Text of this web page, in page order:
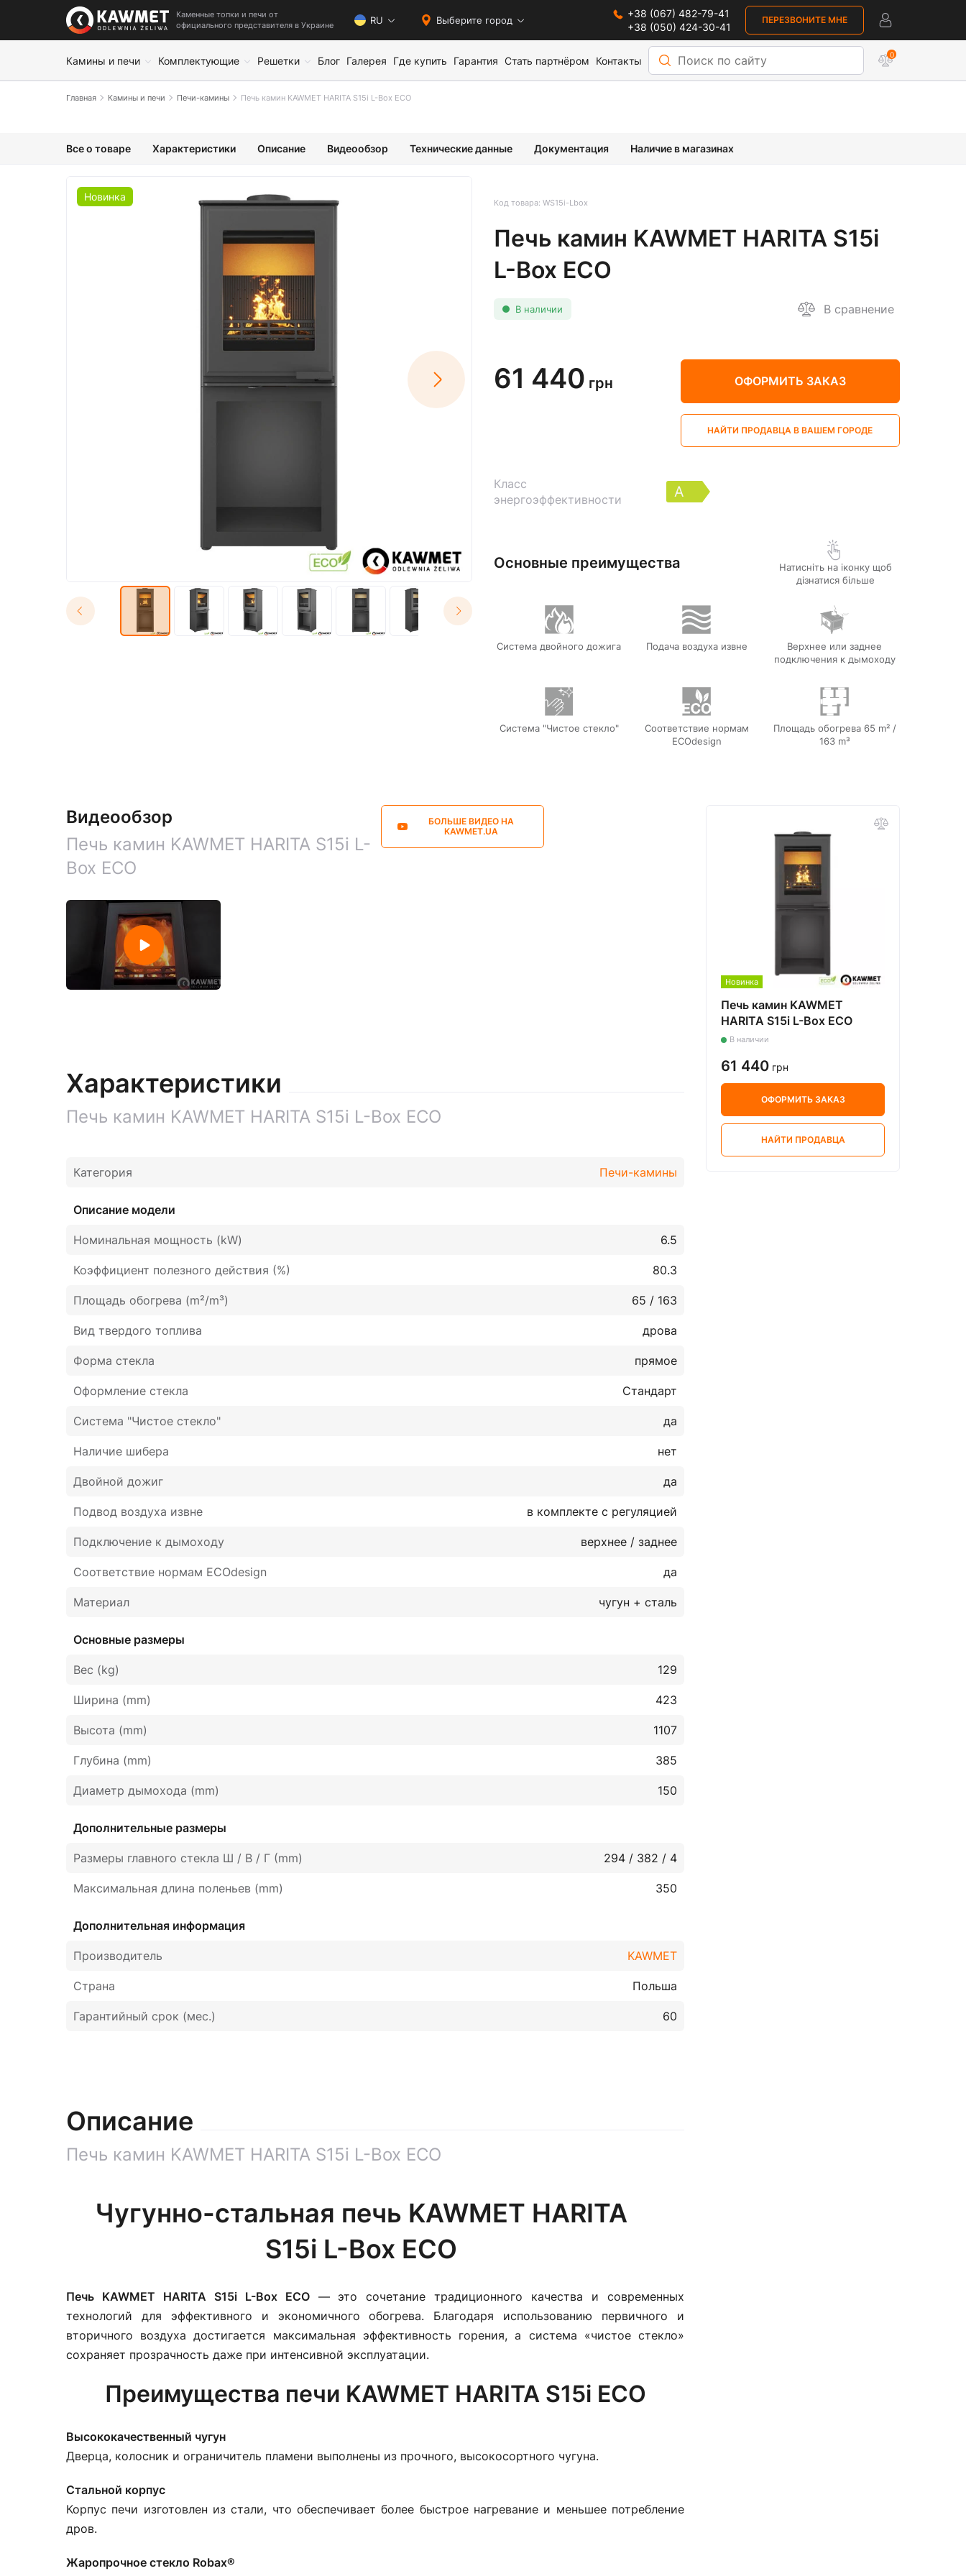
Каменные топки и печи от
официального представителя в Украине
RU Выберите город
+38 (067) 482-79-41
+38 (050) 424-30-41
ПЕРЕЗВОНИТЕ МНЕ
Камины и печи Комплектующие Решетки Блог Галерея Где купить Гарантия Стать партнёром Контакты 0
Главная Камины и печи Печи-камины Печь камин KAWMET HARITA S15i L-Box ECO
Все о товаре Характеристики Описание Видеообзор Технические данные Документация Наличие в магазинах
Новинка Код товара: WS15i-Lbox
Печь камин KAWMET HARITA S15i
L-Box ECO
В наличии В сравнение
61 440 грн ОФОРМИТЬ ЗАКАЗ
НАЙТИ ПРОДАВЦА В ВАШЕМ ГОРОДЕ
Класс
энергоэффективности
A
Основные преимущества
Натисніть на іконку щоб
дізнатися більше
Система двойного дожига Подача воздуха извне
Верхнее или заднее
подключения к дымоходу
Система "Чистое стекло"
Соответствие нормам
ECOdesign
Площадь обогрева 65 m² /
163 m³
Видеообзор
Печь камин KAWMET HARITA S15i L-
Box ECO
БОЛЬШЕ ВИДЕО НА
KAWMET.UA
Характеристики
Печь камин KAWMET HARITA S15i L-Box ECO
Категория Печи-камины
Описание модели
Номинальная мощность (kW) 6.5
Коэффициент полезного действия (%) 80.3
Площадь обогрева (m²/m³) 65 / 163
Вид твердого топлива дрова
Форма стекла прямое
Оформление стекла Стандарт
Система "Чистое стекло" да
Наличие шибера нет
Двойной дожиг да
Подвод воздуха извне в комплекте с регуляцией
Подключение к дымоходу верхнее / заднее
Соответствие нормам ECOdesign да
Материал чугун + сталь
Основные размеры
Вес (kg) 129
Ширина (mm) 423
Высота (mm) 1107
Глубина (mm) 385
Диаметр дымохода (mm) 150
Дополнительные размеры
Размеры главного стекла Ш / В / Г (mm) 294 / 382 / 4
Максимальная длина поленьев (mm) 350
Дополнительная информация
Производитель KAWMET
Страна Польша
Гарантийный срок (мес.) 60
Описание
Печь камин KAWMET HARITA S15i L-Box ECO
Чугунно-стальная печь KAWMET HARITA
S15i L-Box ECO
Печь KAWMET HARITA S15i L-Box ECO— это сочетание традиционного качества и современных
технологий для эффективного и экономичного обогрева. Благодаря использованию первичного и
вторичного воздуха достигается максимальная эффективность горения, а система «чистое стекло»
сохраняет прозрачность даже при интенсивной эксплуатации.
Преимущества печи KAWMET HARITA S15i ECO
Высококачественный чугун
Дверца, колосник и ограничитель пламени выполнены из прочного, высокосортного чугуна.
Стальной корпус
Корпус печи изготовлен из стали, что обеспечивает более быстрое нагревание и меньшее потребление
дров.
Жаропрочное стекло Robax®
Новинка
Печь камин KAWMET
HARITA S15i L-Box ECO
В наличии
61 440 грн
ОФОРМИТЬ ЗАКАЗ
НАЙТИ ПРОДАВЦА